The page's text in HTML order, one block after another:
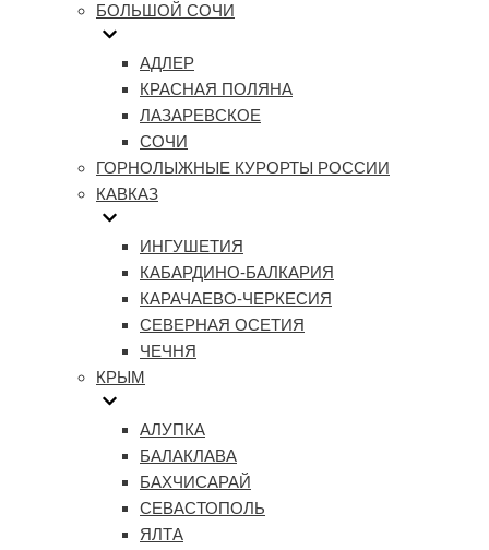
БОЛЬШОЙ СОЧИ
АДЛЕР
КРАСНАЯ ПОЛЯНА
ЛАЗАРЕВСКОЕ
СОЧИ
ГОРНОЛЫЖНЫЕ КУРОРТЫ РОССИИ
КАВКАЗ
ИНГУШЕТИЯ
КАБАРДИНО-БАЛКАРИЯ
КАРАЧАЕВО-ЧЕРКЕСИЯ
СЕВЕРНАЯ ОСЕТИЯ
ЧЕЧНЯ
КРЫМ
АЛУПКА
БАЛАКЛАВА
БАХЧИСАРАЙ
СЕВАСТОПОЛЬ
ЯЛТА